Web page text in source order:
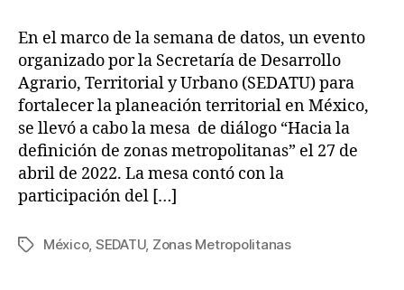
En el marco de la semana de datos, un evento
organizado por la Secretaría de Desarrollo
Agrario, Territorial y Urbano (SEDATU) para
fortalecer la planeación territorial en México,
se llevó a cabo la mesa de diálogo “Hacia la
definición de zonas metropolitanas” el 27 de
abril de 2022. La mesa contó con la
participación del […]
Etiquetas
México, SEDATU, Zonas Metropolitanas